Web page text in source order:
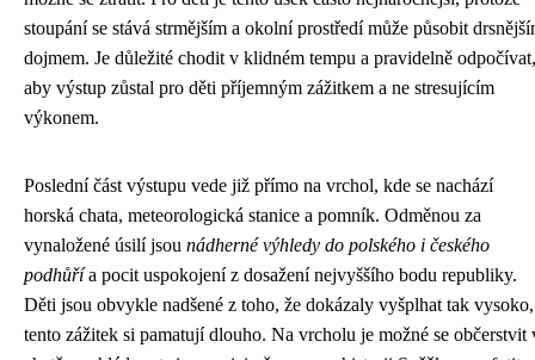
stoupání se stává strmějším a okolní prostředí může působit
dojmem. Je důležité chodit v klidném tempu a pravidelně odpočívat,
aby výstup zůstal pro děti příjemným zážitkem a ne stresujícím
výkonem.
Poslední část výstupu vede již přímo na vrchol, kde se nachází
horská chata, meteorologická stanice a pomník. Odměnou za
vynaložené úsilí jsou nádherné výhledy do polského i českého
podhůřía pocit uspokojení z dosažení nejvyššího bodu republiky.
Děti jsou obvykle nadšené z toho, že dokázaly vyšplhat tak
tento zážitek si pamatují dlouho. Na vrcholu je možné se občerstvit